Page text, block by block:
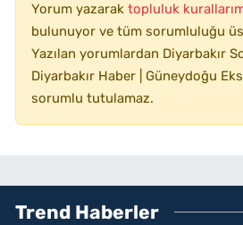
Yorum yazarak topluluk
bulunuyor ve tüm sorumluluğu
Yazılan yorumlardan Diyarbakır
Diyarbakır Haber | Güneydoğu
sorumlu tutulamaz.
Trend Haberler